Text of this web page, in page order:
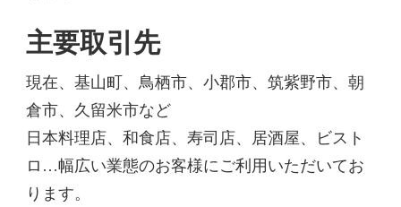
主要取引先
現在、基山町、鳥栖市、小郡市、筑紫野市、朝
倉市、久留米市など
日本料理店、和食店、寿司店、居酒屋、ビスト
ロ…幅広い業態のお客様にご利用いただいてお
ります。